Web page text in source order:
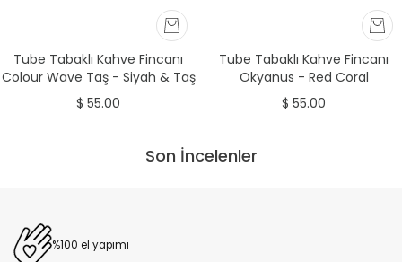
%100 el yapımı
Tube Tabaklı Kahve Fincanı
Colour Wave Taş - Siyah & Taş
& Fildişi
$ 55.00
Tube Tabaklı Kahve Fincanı
Okyanus - Red Coral
$ 55.00
Son İncelenler